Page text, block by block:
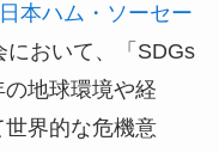
日本ハム・ソーセー
において、「SDGs
地球環境や経
界的な危機意